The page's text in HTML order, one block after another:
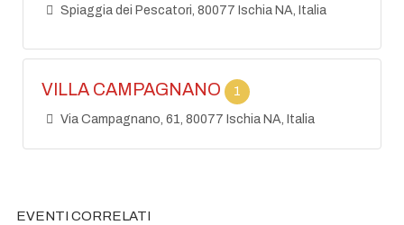
Spiaggia dei Pescatori, 80077 Ischia NA, Italia
VILLA CAMPAGNANO 1
Via Campagnano, 61, 80077 Ischia NA, Italia
EVENTI CORRELATI